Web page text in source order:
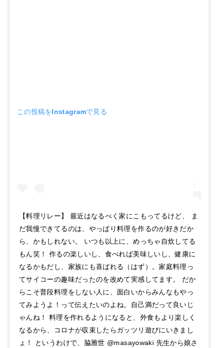
この投稿をInstagramで見る
【料理リレー】 最近はなるべく家にこもってるけど、 ま
だ我慢できてるのは、やっぱり料理を作るのが好きだか
ら、かもしれない。 いつも以上に、めっちゃ自炊してる
もん笑！ 作るの楽しいし、食べれば美味しいし、健康に
なるかもだし、家族にも喜ばれる（はず）。家庭料理っ
てサイコーの趣味だったのを改めて実感してます。 だか
らこそ普段料理をしない人に、面白いからみんなもやっ
てみようよ！って伝えたいのよね。自己満だって良いじ
ゃんね！ 料理を作れるようになると、外食もより楽しく
なるから、コロナが収束したらガッツリ遊びにいきまし
ょ！ というわけで、脇雅世 @masayowaki 先生から娘さ